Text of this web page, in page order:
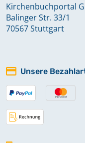
Kirchenbuchportal
Balinger Str. 33/1
70567 Stuttgart
Unsere